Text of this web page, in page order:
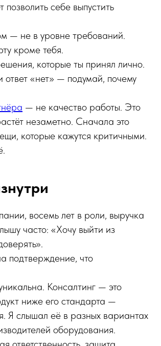
себе выпустить
— не в уровне требований.
кроме тебя.
которые ты принял лично.
ответ «нет» — подумай, почему
— не качество работы. Это
незаметно. Сначала это
которые кажутся критичными.
восемь лет в роли, выручка
часто: «Хочу выйти из
подтверждение, что
Консалтинг — это
ниже его стандарта —
Я слышал её в разных вариантах
оборудования.